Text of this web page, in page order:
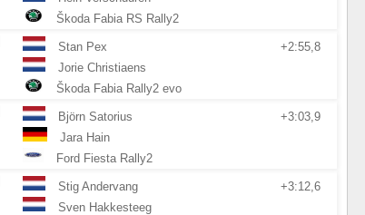
Škoda Fabia RS Rally2
Stan Pex
+2:55,8
Jorie Christiaens
Škoda Fabia Rally2 evo
Björn Satorius
+3:03,9
Jara Hain
Ford Fiesta Rally2
Stig Andervang
+3:12,6
Sven Hakkesteeg